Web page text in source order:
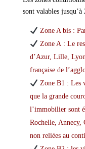
sont valables jusqu’à
Zone A bis :
Zone A : Le
d’Azur, Lille,
française de
Zone B1 : Les
que la grande
l’immobilier sont
Rochelle, Annecy,
non reliées au